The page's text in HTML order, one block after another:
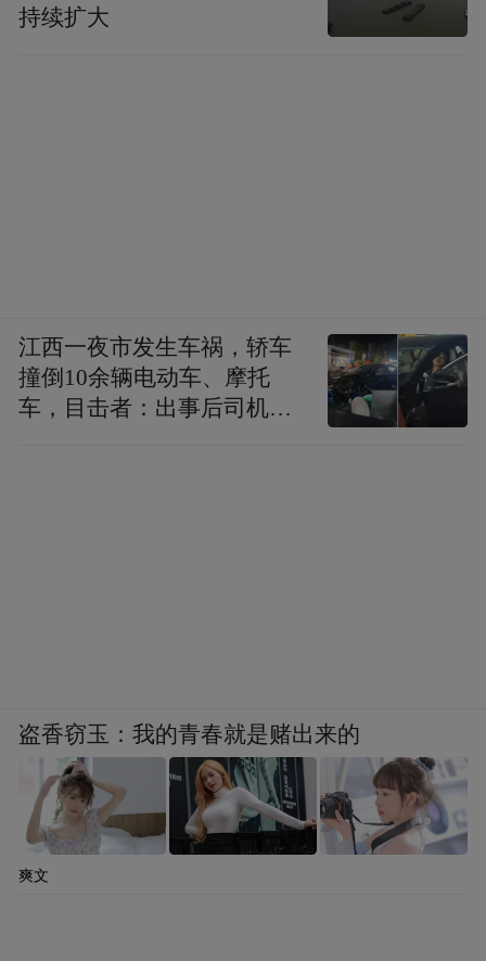
持续扩大
江西一夜市发生车祸，轿车
撞倒10余辆电动车、摩托
车，目击者：出事后司机一
盗香窃玉：我的青春就是赌出来的
爽文